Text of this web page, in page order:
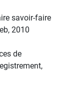
savoir-faire
2010
de